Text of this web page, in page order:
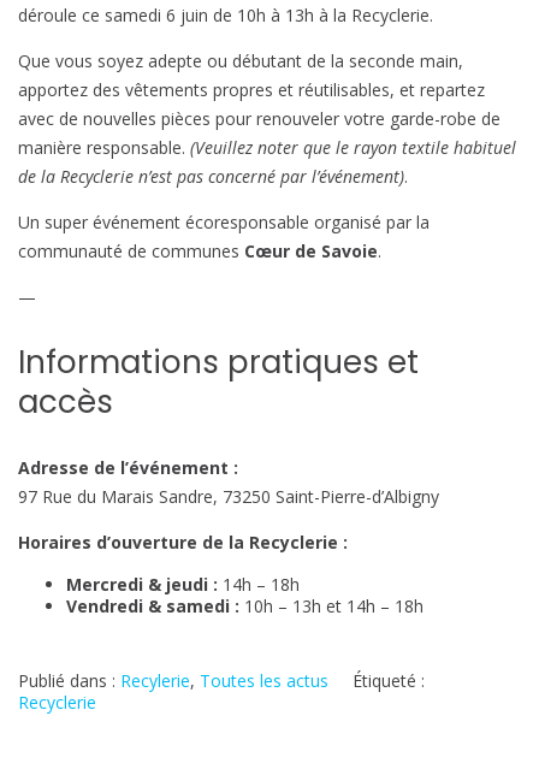
déroule ce samedi 6 juin de 10h à 13h à la Recyclerie.
Que vous soyez adepte ou débutant de la seconde main,
apportez des vêtements propres et réutilisables, et repartez
avec de nouvelles pièces pour renouveler votre garde-robe de
manière responsable. (Veuillez noter que le rayon textile habituel
de la Recyclerie n’est pas concerné par l’événement).
Un super événement écoresponsable organisé par la
communauté de communes Cœur de Savoie.
—
Informations pratiques et
accès
Adresse de l’événement :
97 Rue du Marais Sandre, 73250 Saint-Pierre-d’Albigny
Horaires d’ouverture de la Recyclerie :
Mercredi & jeudi : 14h – 18h
Vendredi & samedi : 10h – 13h et 14h – 18h
Publié dans : Recylerie, Toutes les actus
Étiqueté :
Recyclerie